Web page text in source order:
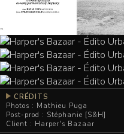
CRÉDITS
Photos : Mathieu Puga
Post-prod : Stéphanie [S&H]
Client : Harper's Bazaar